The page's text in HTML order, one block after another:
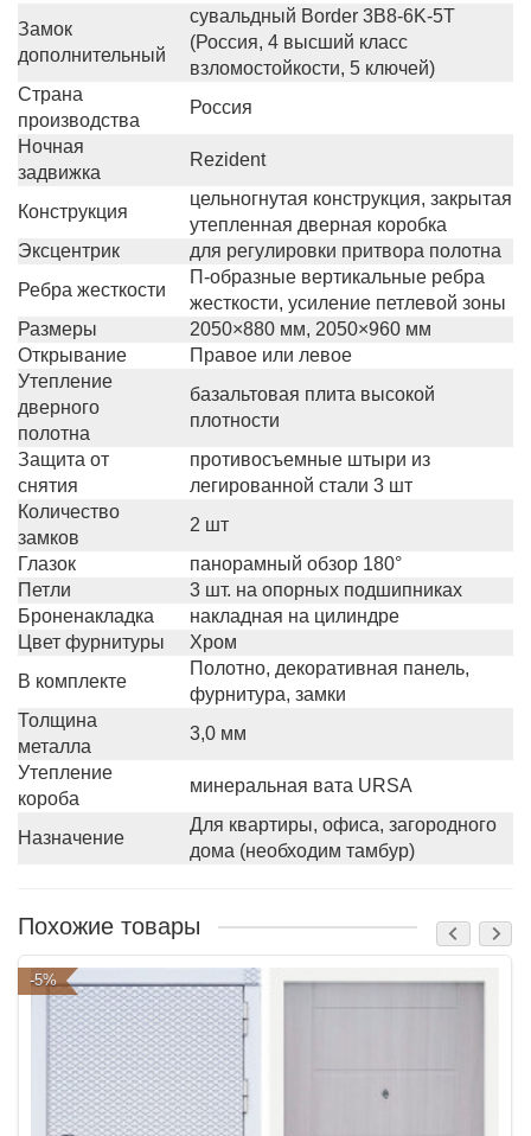
Замок
дополнительный
сувальдный Border 3B8-6K-5Т
(Россия, 4 высший класс
взломостойкости, 5 ключей)
Страна
производства
Россия
Ночная
задвижка
Rezident
Конструкция
цельногнутая конструкция, закрытая
утепленная дверная коробка
Эксцентрик
для регулировки притвора полотна
Ребра жесткости
П-образные вертикальные ребра
жесткости, усиление петлевой зоны
Размеры
2050×880 мм, 2050×960 мм
Открывание
Правое или левое
Утепление
дверного
полотна
базальтовая плита высокой
плотности
Защита от
снятия
противосъемные штыри из
легированной стали 3 шт
Количество
замков
2 шт
Глазок
панорамный обзор 180°
Петли
3 шт. на опорных подшипниках
Броненакладка
накладная на цилиндре
Цвет фурнитуры
Хром
В комплекте
Полотно, декоративная панель,
фурнитура, замки
Толщина
металла
3,0 мм
Утепление
короба
минеральная вата URSA
Назначение
Для квартиры, офиса, загородного
дома (необходим тамбур)
Похожие товары
-5%